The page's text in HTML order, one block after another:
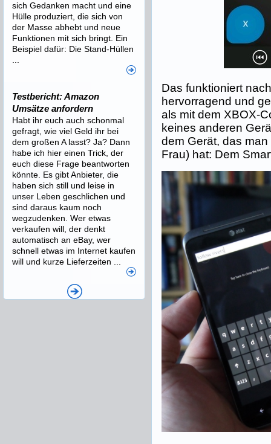
Das funktioniert
hervorragend und
als mit dem XBOX-
keines anderen
dem Gerät, das
Frau) hat: Dem
sich Gedanken macht und eine
Hülle produziert, die sich von
der Masse abhebt und neue
Funktionen mit sich bringt. Ein
Beispiel dafür: Die Stand-Hüllen
Testbericht: Amazon
Umsätze anfordern
Habt ihr euch auch schonmal
gefragt, wie viel Geld ihr bei
dem großen A lasst? Ja? Dann
habe ich hier einen Trick, der
euch diese Frage beantworten
könnte. Es gibt Anbieter, die
haben sich still und leise in
unser Leben geschlichen und
sind daraus kaum noch
wegzudenken. Wer etwas
verkaufen will, der denkt
automatisch an eBay, wer
schnell etwas im Internet kaufen
will und kurze Lieferzeiten ...